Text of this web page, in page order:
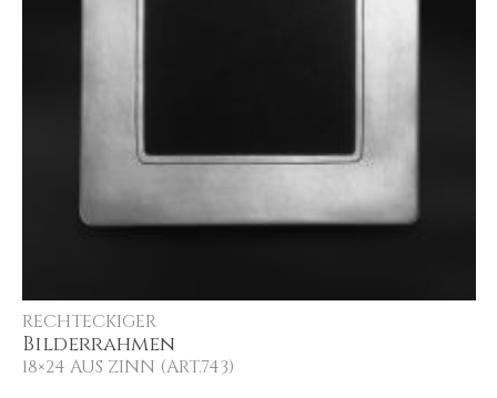
RECHTECKIGER
Bilderrahmen
18×24 AUS ZINN (ART.743)